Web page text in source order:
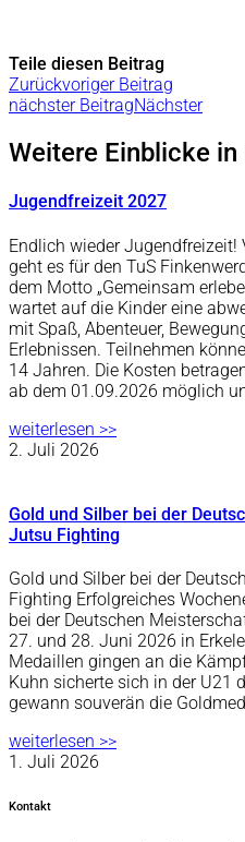
Teile diesen Beitrag
Zurückvoriger Beitrag
nächster BeitragNächster
Weitere Einblicke
Jugendfreizeit 2027
Endlich wieder
geht es für den TuS
dem Motto „Gemeinsam
wartet auf die Kinder eine
mit Spaß, Abenteuer,
Erlebnissen. Teilnehmen
14 Jahren. Die Kosten
ab dem 01.09.2026 möglich
weiterlesen >>
2. Juli 2026
Gold und Silber bei der
Jutsu Fighting
Gold und Silber bei der
Fighting Erfolgreiches
bei der Deutschen
27. und 28. Juni 2026 in
Medaillen gingen an die
Kuhn sicherte sich in der U21
gewann souverän die
weiterlesen >>
1. Juli 2026
Kontakt